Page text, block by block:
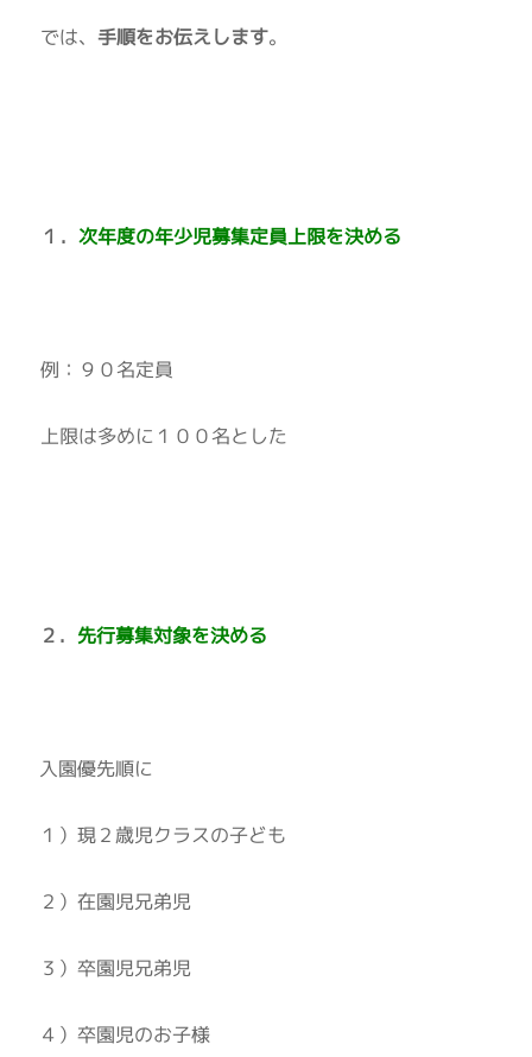
では、手順をお伝えします。
１．次年度の年少児募集定員上限を決める
例：９０名定員
上限は多めに１００名とした
２．先行募集対象を決める
入園優先順に
１）現２歳児クラスの子ども
２）在園児兄弟児
３）卒園児兄弟児
４）卒園児のお子様